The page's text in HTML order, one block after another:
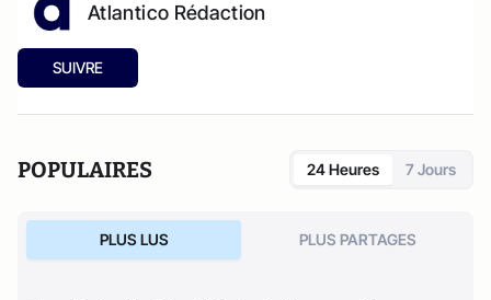
Atlantico Rédaction
SUIVRE
POPULAIRES 24 Heures 7 Jours
PLUS LUS PLUS PARTAGES